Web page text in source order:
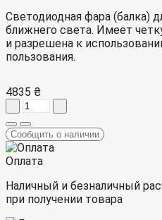
Светодиодная фара (балка)
ближнего света. Имеет
и разрешена к
пользования.
4835 ₴
Сообщить о наличии
Оплата
Наличный и безналичный
при получении товара